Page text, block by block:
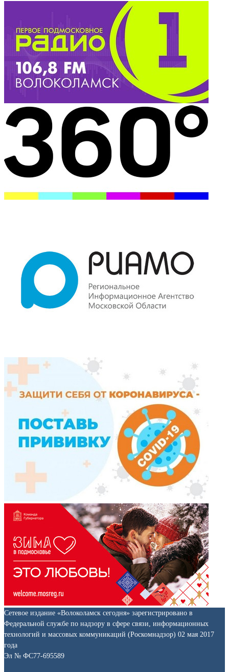
Сетевое издание «Волоколамск сегодня» зарегистрировано в
Федеральной службе по надзору в сфере связи, информационных
технологий и массовых коммуникаций (Роскомнадзор) 02 мая 2017
года
Эл № ФС77-695589